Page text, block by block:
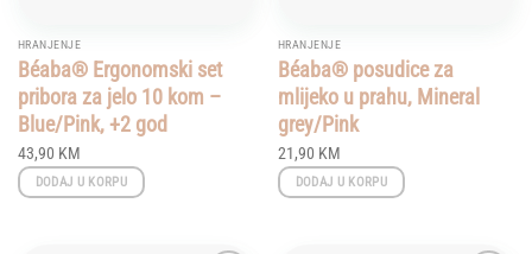
HRANJENJE
Béaba® Ergonomski set
pribora za jelo 10 kom –
Blue/Pink, +2 god
43,90 KM
DODAJ U KORPU
HRANJENJE
Béaba® posudice za
mlijeko u prahu, Mineral
grey/Pink
21,90 KM
DODAJ U KORPU